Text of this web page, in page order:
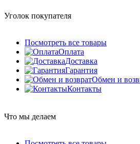
Уголок покупателя
Посмотреть все товары
Оплата
Доставка
Гарантия
Обмен и
Контакты
Что мы делаем